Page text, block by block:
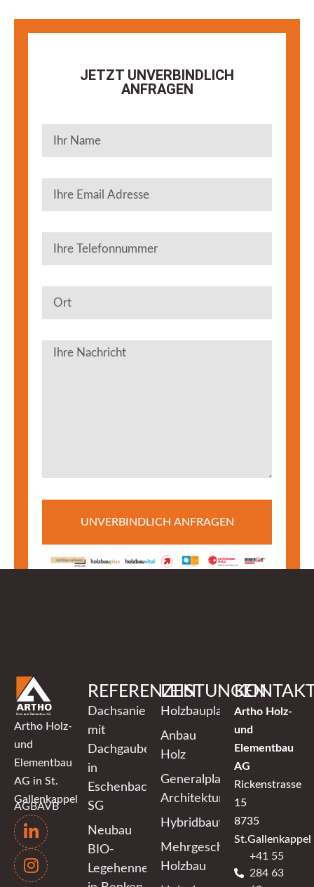
JETZT UNVERBINDLICH
ANFRAGEN
UNVERBINDLICH ANFRAGEN
Artho Holz-
und
Elementbau
AG in St.
Gallenkappel
AGBAVB
REFERENZEN
Dachsanierung
mit
Dachgauben
in
Eschenbach
SG
Neubau
BIO-
Legehennenstall
LEISTUNGEN
Holzbauplanung
Anbau
Holz
Generalplanung
Architektur
Hybridbauten
Mehrgeschossiger
Holzbau
Artho Holz-
und
Elementbau
AG
Rickenstrasse
15
8735
St.Gallenkappel
+41 55
284 63